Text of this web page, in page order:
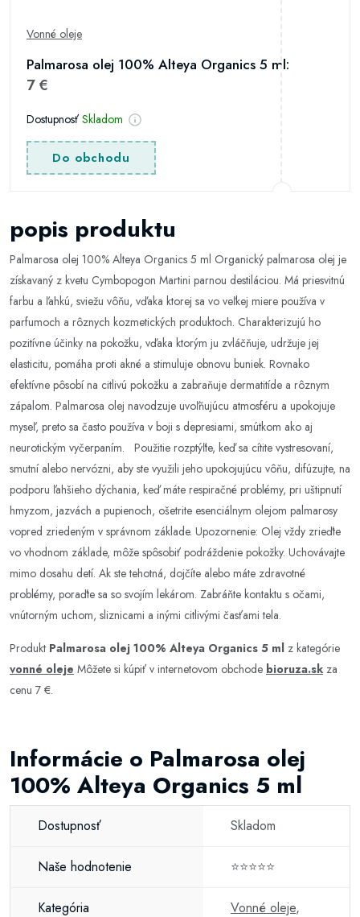
Vonné oleje
Palmarosa olej 100% Alteya Organics 5 ml:
7 €
Dostupnosť Skladom
Do obchodu
popis produktu
Palmarosa olej 100% Alteya Organics 5 ml Organický palmarosa olej je
získavaný z kvetu Cymbopogon Martini parnou destiláciou. Má priesvitnú
farbu a ľahkú, sviežu vôňu, vďaka ktorej sa vo veľkej miere používa v
parfumoch a rôznych kozmetických produktoch. Charakterizujú ho
pozitívne účinky na pokožku, vďaka ktorým ju zvláčňuje, udržuje jej
elasticitu, pomáha proti akné a stimuluje obnovu buniek. Rovnako
efektívne pôsobí na citlivú pokožku a zabraňuje dermatitíde a rôznym
zápalom. Palmarosa olej navodzuje uvoľňujúcu atmosféru a upokojuje
myseľ, preto sa často používa v boji s depresiami, smútkom ako aj
neurotickým vyčerpaním. Použitie rozptýľte, keď sa cítite vystresovaní,
smutní alebo nervózni, aby ste využili jeho upokojujúcu vôňu, difúzujte, na
podporu ľahšieho dýchania, keď máte respiračné problémy, pri uštipnutí
hmyzom, jazvách a pupienoch, ošetrite esenciálnym olejom palmarosy
vopred zriedeným v správnom základe. Upozornenie: Olej vždy zrieďte
vo vhodnom základe, môže spôsobiť podráždenie pokožky. Uchovávajte
mimo dosahu detí. Ak ste tehotná, dojčíte alebo máte zdravotné
problémy, poraďte sa so svojím lekárom. Zabráňte kontaktu s očami,
vnútorným uchom, sliznicami a inými citlivými časťami tela.
Produkt Palmarosa olej 100% Alteya Organics 5 ml z kategórie
vonné oleje Môžete si kúpiť v internetovom obchode bioruza.sk za
cenu 7 €.
Informácie o Palmarosa olej
100% Alteya Organics 5 ml
Dostupnosť Skladom
Naše hodnotenie ⭐⭐⭐⭐⭐
Kategória Vonné oleje,